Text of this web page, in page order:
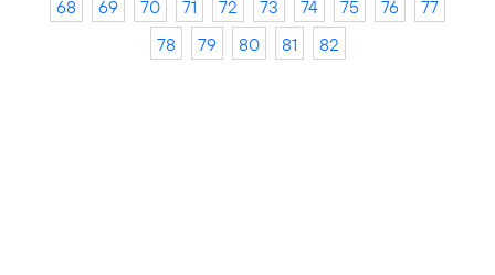
68
69 70 71 72 73 74 75 76
77
78
79 80 81 82